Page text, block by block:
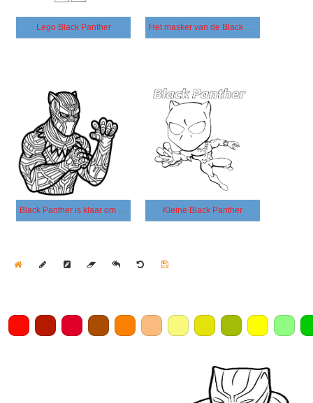
Lego Black Panther Het masker van de Black Panther
Black Panther is klaar om te vechten Kleine Black Panther